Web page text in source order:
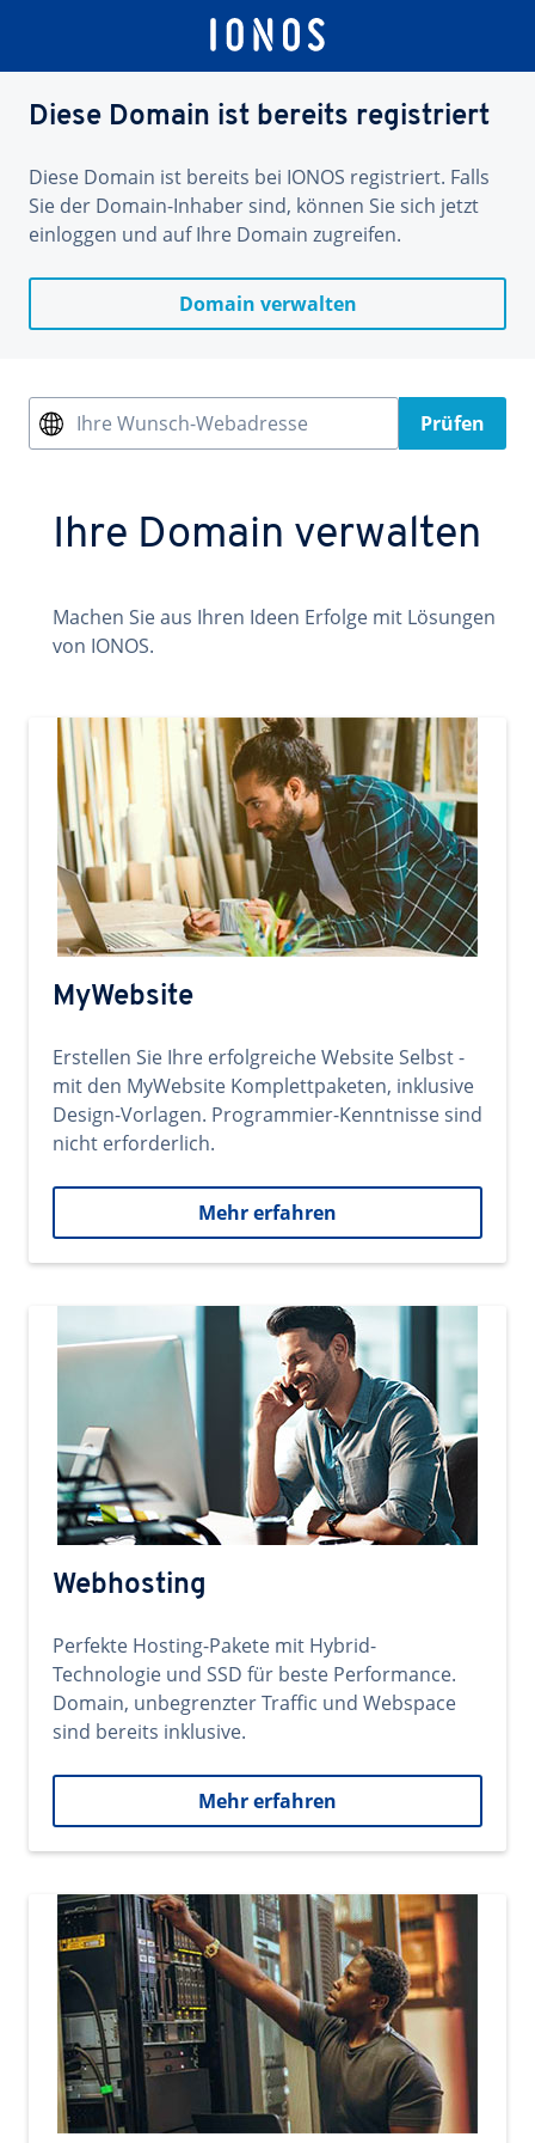
Diese Domain ist bereits registriert
Diese Domain ist bereits bei IONOS registriert. Falls
Sie der Domain-Inhaber sind, können Sie sich jetzt
einloggen und auf Ihre Domain zugreifen.
Domain verwalten
Ihre Wunsch-Webadresse Prüfen
Ihre Domain verwalten
Machen Sie aus Ihren Ideen Erfolge mit Lösungen
von IONOS.
MyWebsite
Erstellen Sie Ihre erfolgreiche Website Selbst -
mit den MyWebsite Komplettpaketen, inklusive
Design-Vorlagen. Programmier-Kenntnisse sind
nicht erforderlich.
Mehr erfahren
Webhosting
Perfekte Hosting-Pakete mit Hybrid-
Technologie und SSD für beste Performance.
Domain, unbegrenzter Traffic und Webspace
sind bereits inklusive.
Mehr erfahren